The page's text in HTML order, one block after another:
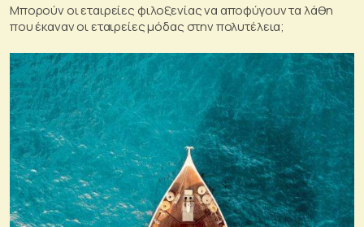
Μπορούν οι εταιρείες φιλοξενίας να αποφύγουν τα λάθη
που έκαναν οι εταιρείες μόδας στην πολυτέλεια;